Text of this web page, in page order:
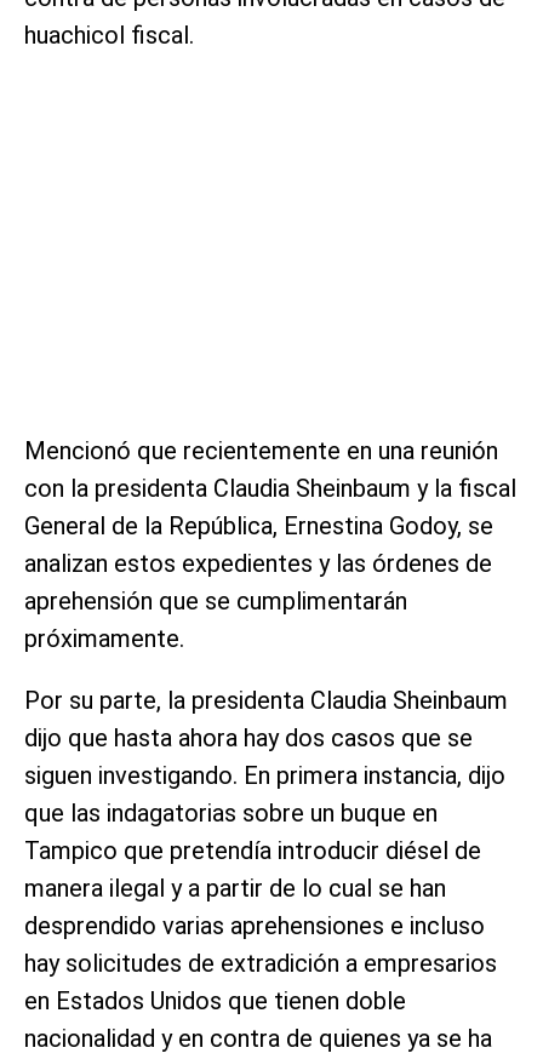
huachicol fiscal.
Mencionó que recientemente en una reunión
con la presidenta Claudia Sheinbaum y la fiscal
General de la República, Ernestina Godoy, se
analizan estos expedientes y las órdenes de
aprehensión que se cumplimentarán
próximamente.
Por su parte, la presidenta Claudia Sheinbaum
dijo que hasta ahora hay dos casos que se
siguen investigando. En primera instancia, dijo
que las indagatorias sobre un buque en
Tampico que pretendía introducir diésel de
manera ilegal y a partir de lo cual se han
desprendido varias aprehensiones e incluso
hay solicitudes de extradición a empresarios
en Estados Unidos que tienen doble
nacionalidad y en contra de quienes ya se ha